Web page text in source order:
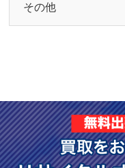
その他